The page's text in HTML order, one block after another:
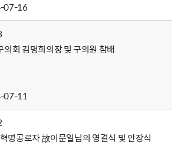
07-16
의회 김명희의장 및 구의원 참배
07-11
명공로자 故이문일님의 영결식 및 안장식